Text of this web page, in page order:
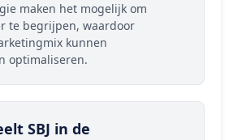
maken het mogelijk om
te begrijpen, waardoor
kunnen
optimaliseren.
SBJ in de